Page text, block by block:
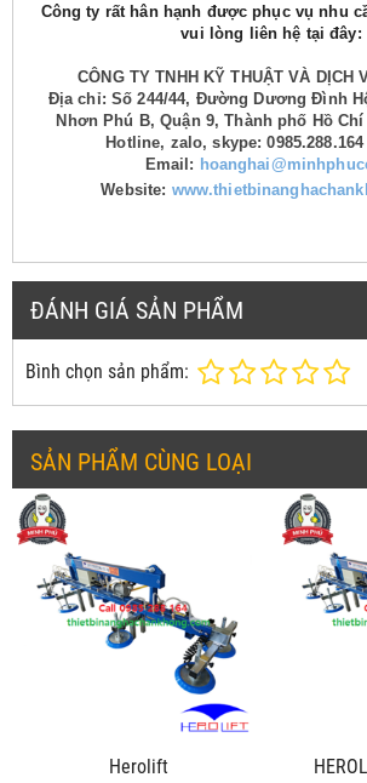
Công ty rất hân hạnh được phục vụ nhu
vui lòng liên hệ tại đây:
CÔNG TY TNHH KỸ THUẬT VÀ DỊCH
Địa chỉ: Số 244/44, Đường Dương Đình
Nhơn Phú B, Quận 9, Thành phố Hồ
Hotline, zalo, skype:
Email:
Website:
ĐÁNH GIÁ SẢN PHẨM
Bình chọn sản phẩm:
SẢN PHẨM CÙNG LOẠI
Herolift